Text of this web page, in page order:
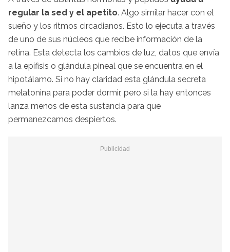
regular la sed y el apetito. Algo similar hacer con el
sueño y los ritmos circadianos. Esto lo ejecuta a través
de uno de sus núcleos que recibe información de la
retina. Esta detecta los cambios de luz, datos que envía
a la epífisis o glándula pineal que se encuentra en el
hipotálamo. Si no hay claridad esta glándula secreta
melatonina para poder dormir, pero si la hay entonces
lanza menos de esta sustancia para que
permanezcamos despiertos.